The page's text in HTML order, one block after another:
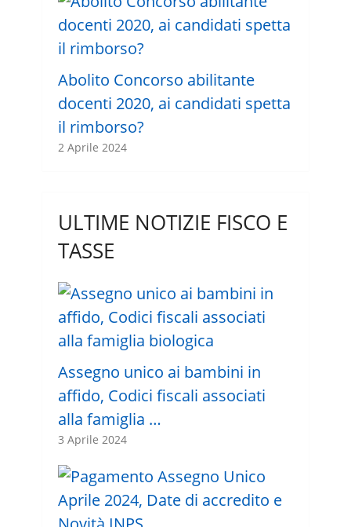
Abolito Concorso abilitante
docenti 2020, ai candidati spetta
il rimborso?
2 Aprile 2024
ULTIME NOTIZIE FISCO E
TASSE
Assegno unico ai bambini in
affido, Codici fiscali associati
alla famiglia …
3 Aprile 2024